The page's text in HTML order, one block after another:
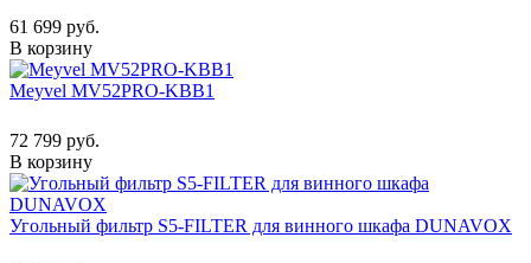
61 699 руб.
В корзину
Meyvel MV52PRO-KBB1
72 799 руб.
В корзину
Угольный фильтр S5-FILTER для винного шкафа DUNAVOX